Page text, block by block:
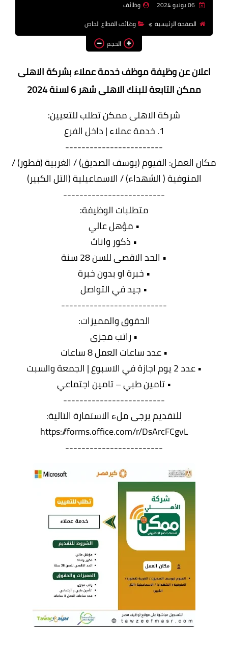
بالجامعات والمعاهد
اخبار
06 يونيو 2024
وظائف
الصفحة الرئيسية
وظائف القطاع الخاص
الحجم
اعلان عن وظيفة موظف خدمة عملاء بشركة الاهلى
ممكن التابعة للبنك الاهلى شهر 6 لسنة 2024
شركة الاهلى ممكن تطلب للتعيين:
1. خدمة عملاء | داخل الفرع
------------------------
مكان العمل: الفيوم (يوسف الصديق) / الغربية (قطور) /
المنوفية ( الشهداء) / الاسماعيلية (التل الكبير)
-------------------------
متطلبات الوظيفة:
• مؤهل عالي
• ذكور واناث
• الحد الاقصى للسن 28 سنة
• خبرة او بدون خبرة
• جيد في التواصل
--------------------------
الحقوق والمميزات:
• راتب مجزى
• عدد ساعات العمل 8 ساعات
• عدد 2 يوم اجازة في الاسبوع | الجمعة والسبت
• تامين طبي – تامين اجتماعي
-------------------------
للتقديم يرجى ملء الاستمارة التالية:
https://forms.office.com/r/DsArcFCgvL
------------------------